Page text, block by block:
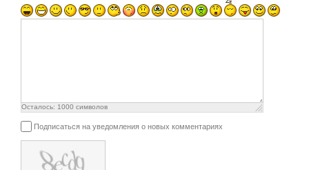
Осталось: 1000 символов
Подписаться на уведомления о новых комментариях